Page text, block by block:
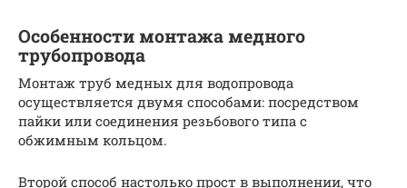
Особенности монтажа медного
трубопровода
Монтаж труб медных для водопровода
осуществляется двумя способами: посредством
пайки или соединения резьбового типа с
обжимным кольцом.
Второй способ настолько прост в выполнении, что